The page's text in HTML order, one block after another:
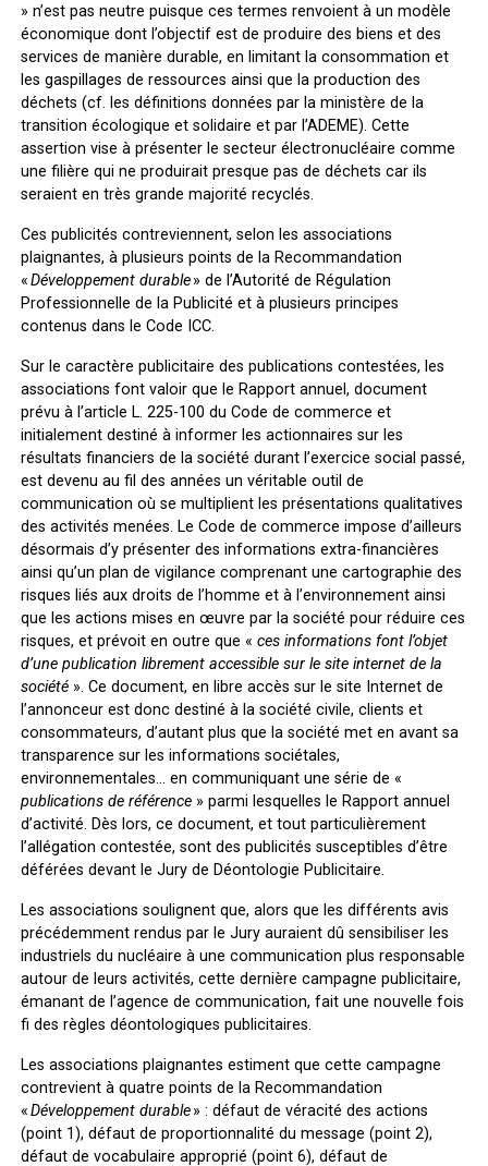
» n’est pas neutre puisque ces termes renvoient à un modèle
économique dont l’objectif est de produire des biens et des
services de manière durable, en limitant la consommation et
les gaspillages de ressources ainsi que la production des
déchets (cf. les définitions données par la ministère de la
transition écologique et solidaire et par l’ADEME). Cette
assertion vise à présenter le secteur électronucléaire comme
une filière qui ne produirait presque pas de déchets car ils
seraient en très grande majorité recyclés.
Ces publicités contreviennent, selon les associations
plaignantes, à plusieurs points de la Recommandation
«Développement durable» de l’Autorité de Régulation
Professionnelle de la Publicité et à plusieurs principes
contenus dans le Code ICC.
Sur le caractère publicitaire des publications contestées, les
associations font valoir que le Rapport annuel, document
prévu à l’article L. 225-100 du Code de commerce et
initialement destiné à informer les actionnaires sur les
résultats financiers de la société durant l’exercice social passé,
est devenu au fil des années un véritable outil de
communication où se multiplient les présentations qualitatives
des activités menées. Le Code de commerce impose d’ailleurs
désormais d’y présenter des informations extra-financières
ainsi qu’un plan de vigilance comprenant une cartographie des
risques liés aux droits de l’homme et à l’environnement ainsi
que les actions mises en œuvre par la société pour réduire ces
risques, et prévoit en outre que « ces informations font l’objet
d’une publication librement accessible sur le site internet de la
société». Ce document, en libre accès sur le site Internet de
l’annonceur est donc destiné à la société civile, clients et
consommateurs, d’autant plus que la société met en avant sa
transparence sur les informations sociétales,
environnementales… en communiquant une série de «
publications de référence» parmi lesquelles le Rapport annuel
d’activité. Dès lors, ce document, et tout particulièrement
l’allégation contestée, sont des publicités susceptibles d’être
déférées devant le Jury de Déontologie Publicitaire.
Les associations soulignent que, alors que les différents avis
précédemment rendus par le Jury auraient dû sensibiliser les
industriels du nucléaire à une communication plus responsable
autour de leurs activités, cette dernière campagne publicitaire,
émanant de l’agence de communication, fait une nouvelle fois
fi des règles déontologiques publicitaires.
Les associations plaignantes estiment que cette campagne
contrevient à quatre points de la Recommandation
«Développement durable»: défaut de véracité des actions
(point 1), défaut de proportionnalité du message (point 2),
défaut de vocabulaire approprié (point 6), défaut de